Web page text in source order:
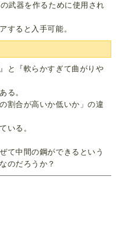
武器を作るために使用され
すると入手可能。
と『軟らかすぎて曲がりや
る。
割合が高いか低いか」の違
いる。
て中間の鋼ができるという
のだろうか？